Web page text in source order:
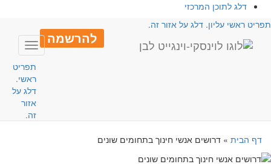
דלג לתוכן המרכזי
ראשי עליון. דלג על אזור זה.
להרשמה
Toggle
תפריט
ראשי.
דלג על
אזור
זה.
דף הבית» דרושים אנשי חינוך בתחומים שונים